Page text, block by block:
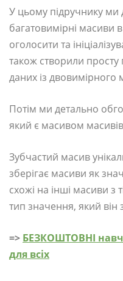
У цьому підручнику ми
багатовимірні масиви
оголосити та
також створили
даних із двовимірного
Потім ми детально
який є масивом
Зубчастий масив
зберігає масиви як
схожі на інші масиви
тип значення, який він
=> БЕЗКОШТОВНІ
для всіх